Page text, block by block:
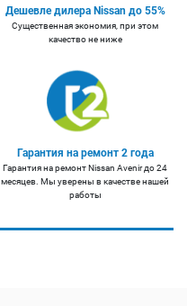
Дешевле дилера Nissan до 55%
Существенная экономия, при этом
качество не ниже
Гарантия на ремонт 2 года
Гарантия на ремонт Nissan Avenir до 24
месяцев. Мы уверены в качестве нашей
работы